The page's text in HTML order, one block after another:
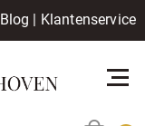
Blog | Klantenservice